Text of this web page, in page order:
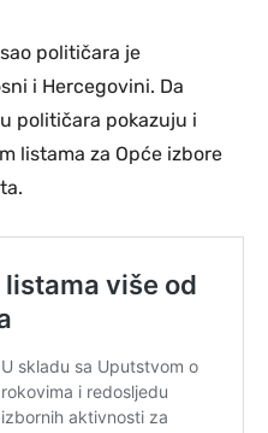
političara je
i Hercegovini. Da
političara pokazuju i
listama za Opće izbore